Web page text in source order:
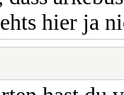
hier ja